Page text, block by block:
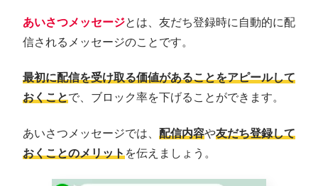
あいさつメッセージとは、友だち登録時に自動的に配
信されるメッセージのことです。
最初に配信を受け取る価値があることをアピールして
おくことで、ブロック率を下げることができます。
あいさつメッセージでは、 配信内容や友だち登録して
おくことのメリットを伝えましょう。